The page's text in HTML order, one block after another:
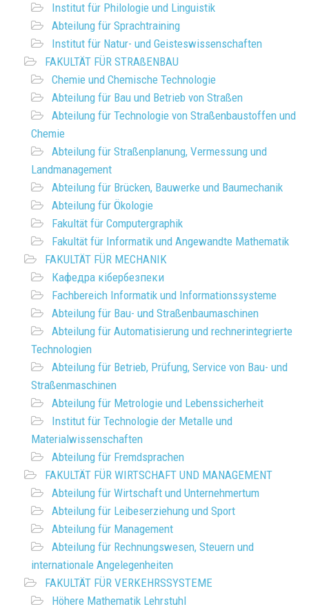
Institut für Philologie und Linguistik
Abteilung für Sprachtraining
Institut für Natur- und Geisteswissenschaften
FAKULTÄT FÜR STRAßENBAU
Chemie und Chemische Technologie
Abteilung für Bau und Betrieb von Straßen
Abteilung für Technologie von Straßenbaustoffen und
Chemie
Abteilung für Straßenplanung, Vermessung und
Landmanagement
Abteilung für Brücken, Bauwerke und Baumechanik
Abteilung für Ökologie
Fakultät für Computergraphik
Fakultät für Informatik und Angewandte Mathematik
FAKULTÄT FÜR MECHANIK
Кафедра кібербезпеки
Fachbereich Informatik und Informationssysteme
Abteilung für Bau- und Straßenbaumaschinen
Abteilung für Automatisierung und rechnerintegrierte
Technologien
Abteilung für Betrieb, Prüfung, Service von Bau- und
Straßenmaschinen
Abteilung für Metrologie und Lebenssicherheit
Institut für Technologie der Metalle und
Materialwissenschaften
Abteilung für Fremdsprachen
FAKULTÄT FÜR WIRTSCHAFT UND MANAGEMENT
Abteilung für Wirtschaft und Unternehmertum
Abteilung für Leibeserziehung und Sport
Abteilung für Management
Abteilung für Rechnungswesen, Steuern und
internationale Angelegenheiten
FAKULTÄT FÜR VERKEHRSSYSTEME
Höhere Mathematik Lehrstuhl